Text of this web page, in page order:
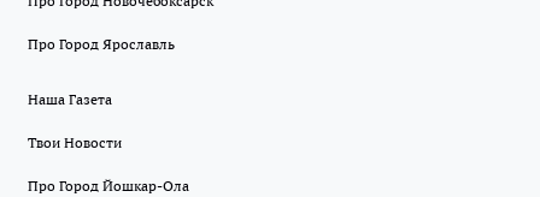
Про Город Ярославль
Наша Газета
Твои Новости
Про Город Йошкар-Ола